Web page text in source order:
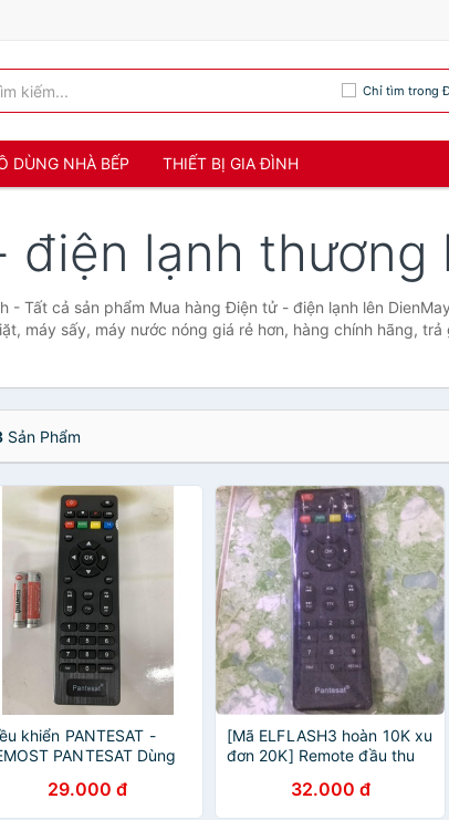
Chỉ tìm trong
DÙNG NHÀ BẾP THIẾT BỊ GIA ĐÌNH
điện lạnh thương
- Tất cả sản phẩm Mua hàng Điện tử - điện lạnh lên
máy sấy, máy nước nóng giá rẻ hơn, hàng chính hãng,
Sản Phẩm
khiển PANTESAT -
PANTESAT Dùng
29.000 đ
[Mã ELFLASH3 hoàn 10K xu
đơn 20K] Remote đầu thu
32.000 đ